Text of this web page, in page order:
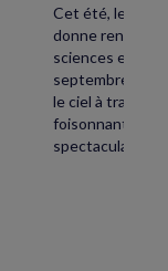
Cet été, levez
donne rendez-
sciences et de
septembre,
le ciel à travers
foisonnant
spectaculaire